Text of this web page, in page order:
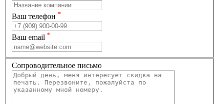
Ваш телефон *
Ваш email *
Сопроводительное письмо